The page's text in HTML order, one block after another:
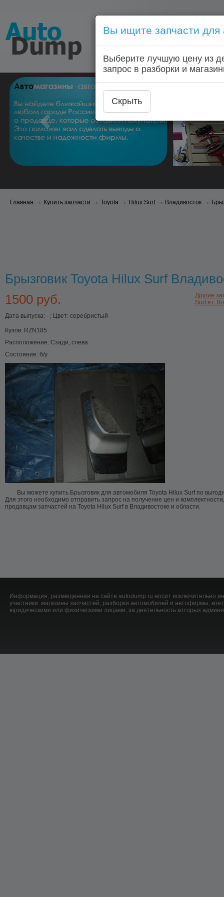
Голосовой запрос
Главная
Главная → Купить запчасти → Toyota → Hilux Surf → Владивосток →
Брызговик Toyota Hilux Surf
Другие
Surf в г.
1500 руб.
Дата выпуска: - ; Цвет: серебристый
Кузов: RZN185
Расположение: Сзади, слева
Состояние: б/у
Вы можете купить Брызговик для автомобиля Toyota Hilux Surf по
Для этого необходимо отправить запрос на получение цен и
продавцам запчастей на Toyota Hilux Surf в Владивостоке и области.
Информация, размещенная на сайте autodump.ru носит исключительно
участники: магазины запчастей, разборки автомобилей и автофирмы,
юридическими или физическими лицами, за деятельность которых
Вы ищите запчасти для
Выберите лучшую цену из
запрос в разборки и
Скрыть